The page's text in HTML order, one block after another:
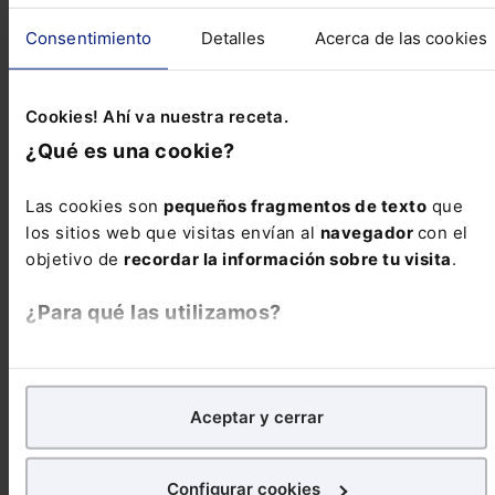
Consentimiento Detalles Acerca de las cookies
Cookies! Ahí va nuestra receta.
¿Qué es una cookie?
Las cookies son pequeños fragmentos de texto que
los sitios web que visitas envían al navegador con el
objetivo de recordar la información sobre tu visita.
¿Para qué las utilizamos?
analíticospara tratar demejorar tu experienciaen
nuestra página web. También con fines publicitarios,
para poder mostrarte publicidad y contenidos de tu
Aceptar y cerrar
Configurar cookies
BOPA 99/2023 de 25 de Mayo de 2023
CASTILLA Y LEÓN
con habilitación de carácter nacional
Ver más Novedades Legislativas
Reseñas de jurisprudencia
CONSTITUCIONAL
IIVTNU. Constitucionalidad del RD-ley 26/2021
regulador de la plusvalía municipal